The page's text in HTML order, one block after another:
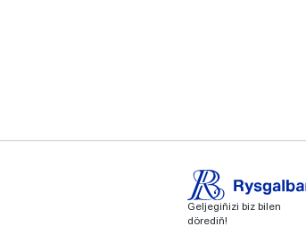
Geljegiňizi biz bilen
dörediň!